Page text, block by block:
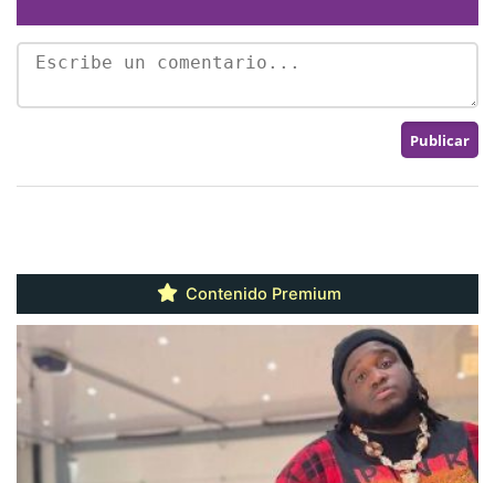
Contenido Premium